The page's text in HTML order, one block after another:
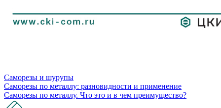
Саморезы и шурупы
Саморезы по металлу: разновидности и применение
Саморезы по металлу. Что это и в чем преимущество?